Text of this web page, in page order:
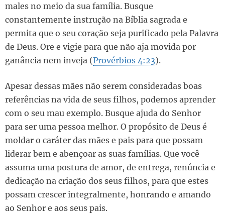
males no meio da sua família. Busque
constantemente instrução na Bíblia sagrada e
permita que o seu coração seja purificado pela Palavra
de Deus. Ore e vigie para que não aja movida por
ganância nem inveja (Provérbios 4:23).
Apesar dessas mães não serem consideradas boas
referências na vida de seus filhos, podemos aprender
com o seu mau exemplo. Busque ajuda do Senhor
para ser uma pessoa melhor. O propósito de Deus é
moldar o caráter das mães e pais para que possam
liderar bem e abençoar as suas famílias. Que você
assuma uma postura de amor, de entrega, renúncia e
dedicação na criação dos seus filhos, para que estes
possam crescer integralmente, honrando e amando
ao Senhor e aos seus pais.